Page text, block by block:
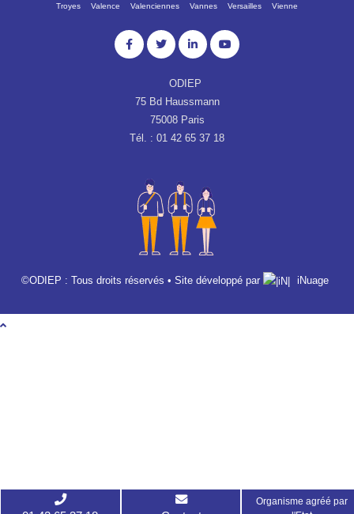
Organisme agréé par
Troyes Valence Valenciennes Vannes Versailles Vienne
ODIEP
75 Bd Haussmann
75008 Paris
Tél. : 01 42 65 37 18
©ODIEP : Tous droits réservés • Site développé par iNuage